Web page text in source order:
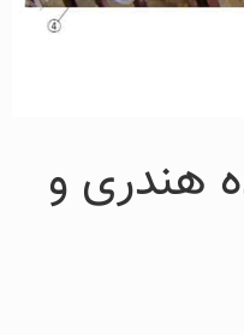
هندری و